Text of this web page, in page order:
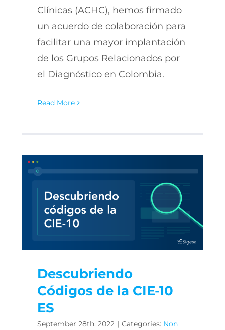
Clínicas (ACHC), hemos firmado
un acuerdo de colaboración para
facilitar una mayor implantación
de los Grupos Relacionados por
el Diagnóstico en Colombia.
Read More
Descubriendo
Códigos de la CIE-10
ES
September 28th, 2022 | Categories: Non